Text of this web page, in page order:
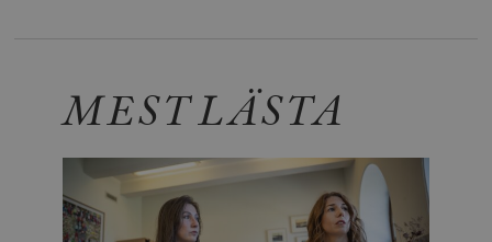
MEST LÄSTA